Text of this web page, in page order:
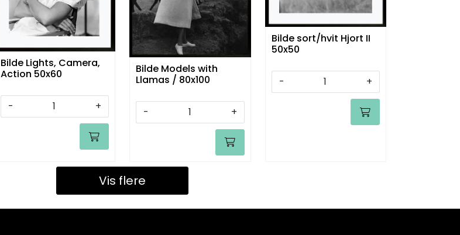
Bilde Lights, Camera,
Action 50x60
- +
Bilde Models with
Llamas / 80x100
- +
Bilde sort/hvit Hjort II
50x50
- +
Vis flere